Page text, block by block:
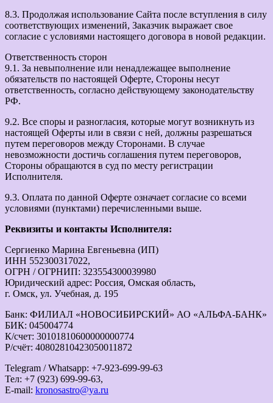
8.3. Продолжая использование Сайта после вступления в силу
соответствующих изменений, Заказчик выражает свое
согласие с условиями настоящего договора в новой редакции.
Ответственность сторон
9.1. За невыполнение или ненадлежащее выполнение
обязательств по настоящей Оферте, Стороны несут
ответственность, согласно действующему законодательству
РФ.
9.2. Все споры и разногласия, которые могут возникнуть из
настоящей Оферты или в связи с ней, должны разрешаться
путем переговоров между Сторонами. В случае
невозможности достичь соглашения путем переговоров,
Стороны обращаются в суд по месту регистрации
Исполнителя.
9.3. Оплата по данной Оферте означает согласие со всеми
условиями (пунктами) перечисленными выше.
Реквизиты и контакты Исполнителя:
Сергиенко Марина Евгеньевна (ИП)
ИНН 552300317022,
ОГРН / ОГРНИП: 323554300039980
Юридический адрес: Россия, Омская область,
г. Омск, ул. Учебная, д. 195
Банк: ФИЛИАЛ «НОВОСИБИРСКИЙ» АО «АЛЬФА-БАНК»
БИК: 045004774
К/счет: 30101810600000000774
Р/счёт: 40802810423050011872
Telegram / Whatsapp: +7-923-699-99-63
Тел: +7 (923) 699-99-63,
E-mail: kronosastro@ya.ru